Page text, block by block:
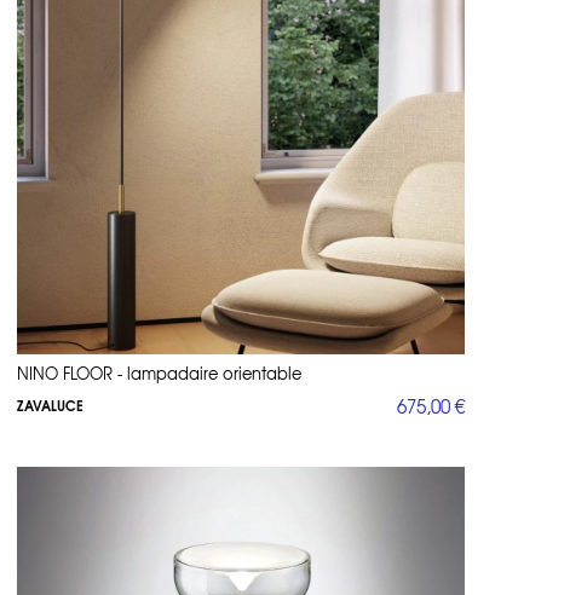
donner un effet « tape à l’œil » à l’assistance. Ce lampadaire
maison.
le lampadaire vintage déporté en forme d’arc 1962, dessiné par
d’une structure en fer verni noir ou blanc et surmonté d’un
un objet qui fascine par la pureté de ses lignes et donne une
de renseignements
un lampadaire design en arc, une lampe sur trépied, un
un lampadaire zen à abat-jour cocon en papier japonais… ?
et techniques pour un éclairage sublimé de votre pièce. SI vous
à nous contacter, nous vous aiderons trouver le luminaire qu’il
design ,lampes de table haut de gamme,lampes sans fil,
salle de bain. De nombreux modèles sont sur-mesure, contactez-
un devis personnalisé.De nombreux modèles sont sur-mesure,
ou un devis personnalisé.
NINO FLOOR - lampadaire orientable
ZAVALUCE 675,00 €